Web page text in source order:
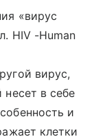
«вирус
HIV -Human
вирус,
в себе
и
клетки